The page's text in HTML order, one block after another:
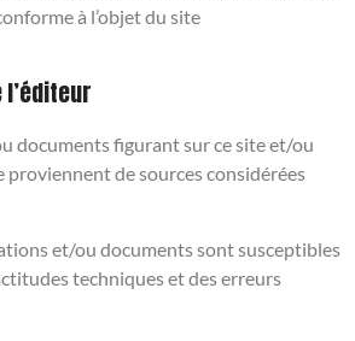
à l’objet du site
documents figurant sur ce site et/ou
proviennent de sources considérées
et/ou documents sont susceptibles
techniques et des erreurs